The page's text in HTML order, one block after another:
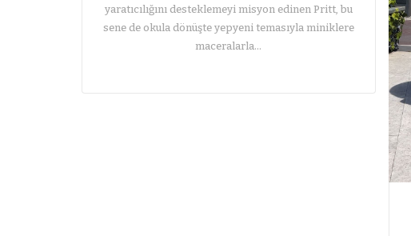
yaratıcılığını desteklemeyi misyon edinen Pritt, bu
sene de okula dönüşte yepyeni temasıyla miniklere
maceralarla…